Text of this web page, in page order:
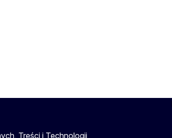
Treści i Technologii